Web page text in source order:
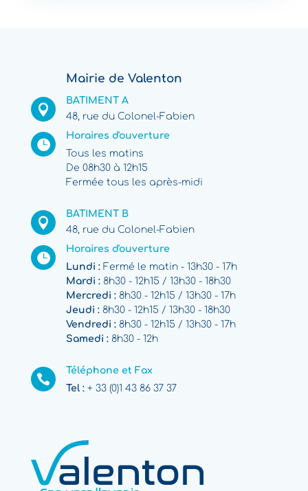
Mairie de Valenton

BATIMENT A
48, rue du Colonel-Fabien

Horaires d'ouverture
Tous les matins
De 08h30 à 12h15
Fermée tous les après-midi

BATIMENT B
48, rue du Colonel-Fabien

Horaires d'ouverture
Lundi :Fermé le matin - 13h30 - 17h
Mardi :8h30 - 12h15 / 13h30 - 18h30
Mercredi :8h30 - 12h15 / 13h30 - 17h
Jeudi :8h30 - 12h15 / 13h30 - 18h30
Vendredi :8h30 - 12h15 / 13h30 - 17h
Samedi :8h30 - 12h

Téléphone et Fax
Tel :+ 33 (0)1 43 86 37 37